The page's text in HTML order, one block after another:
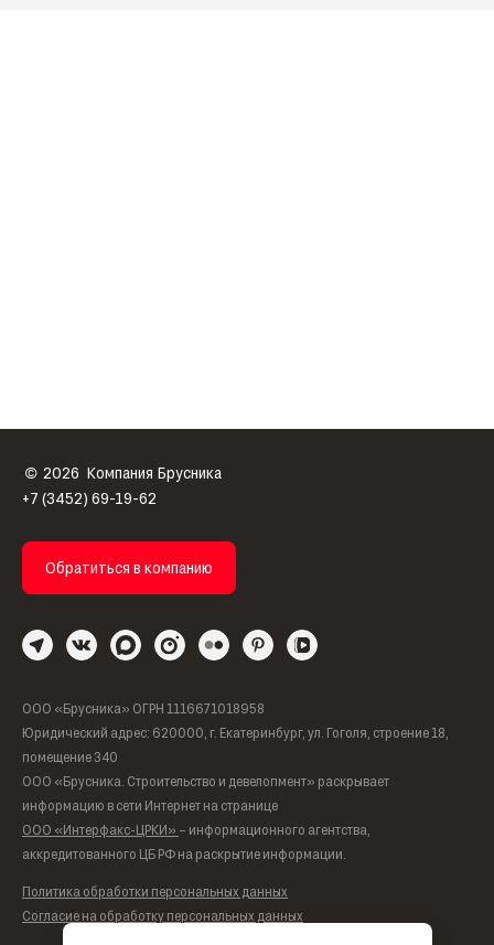
© 2026 Компания Брусника
+7 (3452) 69-19-62
Обратиться в компанию
ООО «Брусника» ОГРН 1116671018958
Юридический адрес: 620000, г. Екатеринбург, ул. Гоголя, строение 18,
помещение 340
ООО «Брусника. Строительство и девелопмент» раскрывает
информацию в сети Интернет на странице
ООО «Интерфакс-ЦРКИ» – информационного агентства,
аккредитованного ЦБ РФ на раскрытие информации.
Политика обработки персональных данных
Согласие на обработку персональных данных